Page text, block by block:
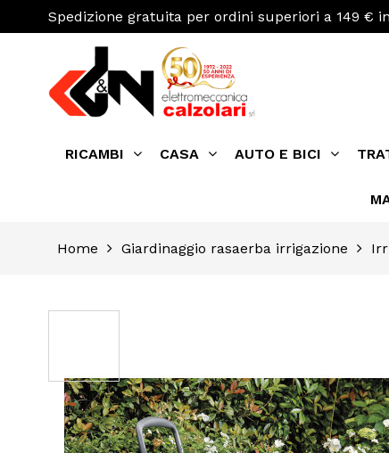
Spedizione gratuita per ordini superiori a 149 €
RICAMBI CASA AUTO E BICI
Home Giardinaggio rasaerba irrigazione